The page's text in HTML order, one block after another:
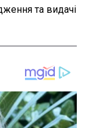
та видачі